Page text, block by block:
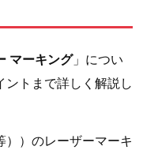
マーキング」につい
トまで詳しく解説し
）のレーザーマーキ